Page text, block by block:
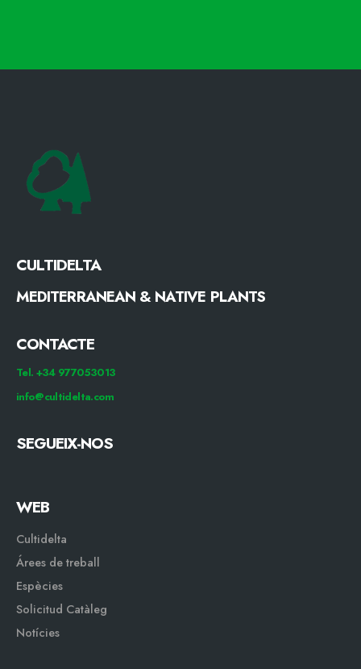
CULTIDELTA
MEDITERRANEAN & NATIVE PLANTS
CONTACTE
Tel. +34 977053013
info@cultidelta.com
SEGUEIX-NOS
WEB
Cultidelta
Árees de treball
Espècies
Solicitud Catàleg
Notícies